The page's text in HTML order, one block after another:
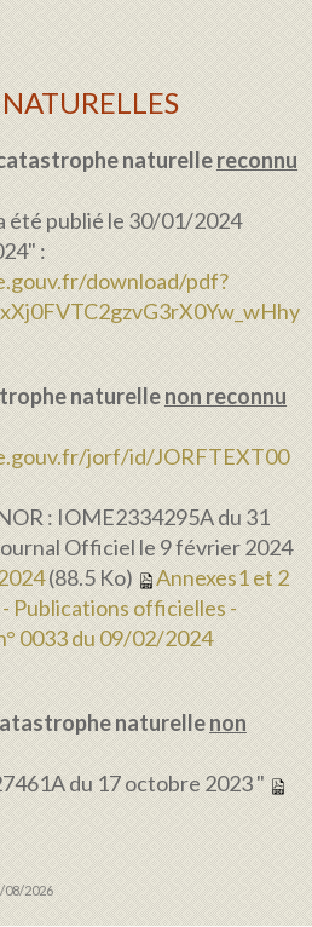
naturellereconnu
été publié le 30/01/2024
:
download/pdf?
naturellenon reconnu
jorf/id/JORFTEXT00
: IOME2334295A du 31
Officiel le 9 février 2024
(88.5 Ko)
Annexes1 et 2
Publications officielles -
0033 du 09/02/2024
naturellenon
du 17 octobre 2023 "
2026